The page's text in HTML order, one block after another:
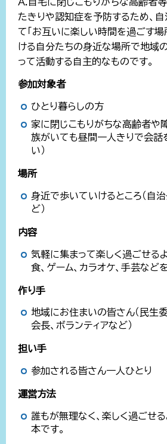
A.自宅に閉じこもりがちな高齢者
たきりや認知症を予防するため、
て「お互いに楽しい時間を過ごす場
ける自分たちの身近な場所で地域
って活動する自主的なものです。
参加対象者
ひとり暮らしの方
家に閉じこもりがちな高齢者や
族がいても昼間一人きりで会話
い）
場所
身近で歩いていけるところ（自
ど）
内容
気軽に集まって楽しく過ごせる
食、ゲーム、カラオケ、手芸など
作り手
地域にお住まいの皆さん（民生
会長、ボランティアなど）
担い手
参加される皆さん一人ひとり
運営方法
誰もが無理なく、楽しく過ごせ
本です。